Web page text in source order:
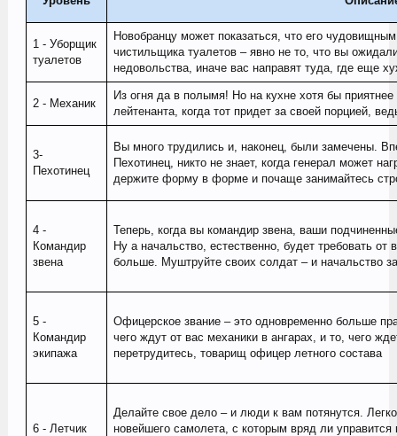
1 - Уборщик
туалетов
Новобранцу может показаться, что его
чистильщика туалетов – явно не то, что вы
недовольства, иначе вас направят туда, где еще
2 - Механик
Из огня да в полымя! Но на кухне хотя бы
лейтенанта, когда тот придет за своей порцией,
3-
Пехотинец
Вы много трудились и, наконец, были замечены.
Пехотинец, никто не знает, когда генерал может
держите форму в форме и почаще занимайтесь
4 -
Командир
звена
Теперь, когда вы командир звена, ваши
Ну а начальство, естественно, будет требовать
больше. Муштруйте своих солдат – и начальство
5 -
Командир
экипажа
Офицерское звание – это одновременно больше
чего ждут от вас механики в ангарах, и то, чего
перетрудитесь, товарищ офицер летного состава
6 - Летчик
Делайте свое дело – и люди к вам потянутся.
новейшего самолета, с которым вряд ли